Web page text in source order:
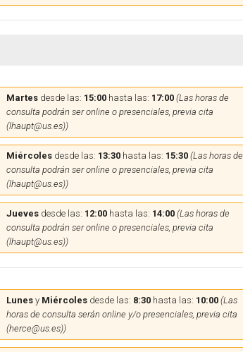
Martesdesde las: 15:00hasta las: 17:00 (Las horas de
consulta podrán ser online o presenciales, previa cita
(lhaupt@us.es))
Miércolesdesde las: 13:30hasta las: 15:30 (Las horas de
consulta podrán ser online o presenciales, previa cita
(lhaupt@us.es))
Juevesdesde las: 12:00hasta las: 14:00 (Las horas de
consulta podrán ser online o presenciales, previa cita
(lhaupt@us.es))
Lunesy Miércolesdesde las: 8:30hasta las: 10:00 (Las
horas de consulta serán online y/o presenciales, previa cita
(herce@us.es))